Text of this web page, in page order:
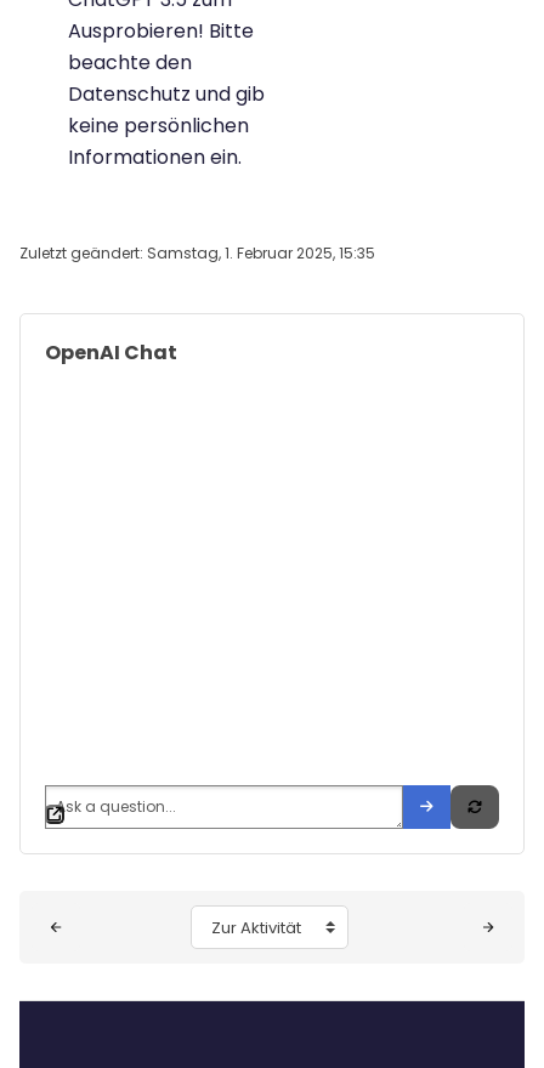
Ausprobieren! Bitte
beachte den
Datenschutz und gib
keine persönlichen
Informationen ein.
Zuletzt geändert: Samstag, 1. Februar 2025, 15:35
OpenAI Chat
Zur Aktivität